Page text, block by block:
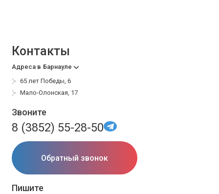
Контакты
Адреса в Барнауле
65 лет Победы, 6
Мало-Олонская, 17
Звоните
8 (3852) 55-28-50
Обратный звонок
Пишите